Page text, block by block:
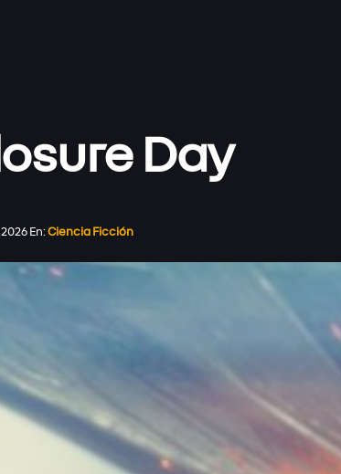
Web
Day
En:Ciencia Ficción